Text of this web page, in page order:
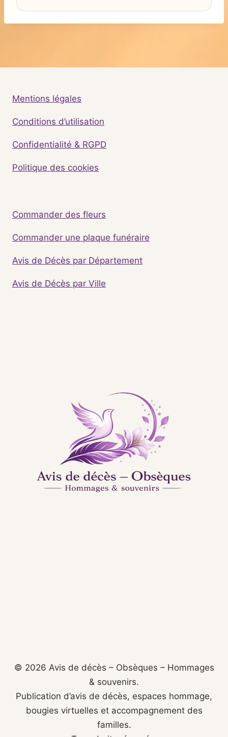
Mentions légales
Conditions d’utilisation
Confidentialité & RGPD
Politique des cookies
Commander des fleurs
Commander une plaque funéraire
Avis de Décès par Département
Avis de Décès par Ville
© 2026 Avis de décès – Obsèques – Hommages
& souvenirs.
Publication d’avis de décès, espaces hommage,
bougies virtuelles et accompagnement des
familles.